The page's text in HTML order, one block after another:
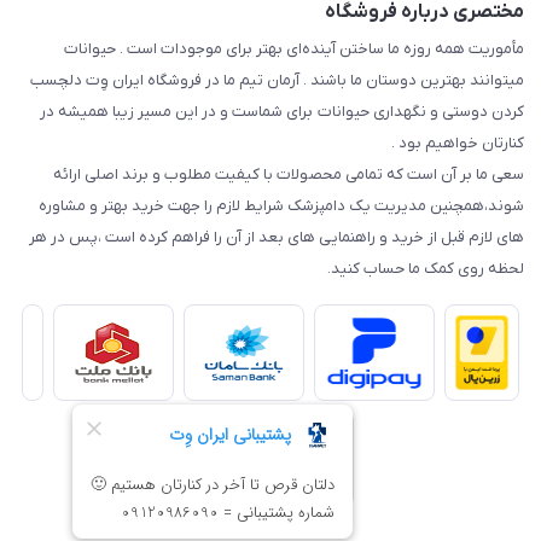
مختصری درباره فروشگاه
مأموریت همه روزه ما ساختن آینده‌ای بهتر برای موجودات است . حیوانات
میتوانند بهترین دوستان ما باشند . آرمان تیم ما در فروشگاه ایران وِت دلچسب
کردن دوستی و نگهداری حیوانات برای شماست و در این مسیر زیبا همیشه در
کنارتان خواهیم بود .
سعی ما بر آن است که تمامی محصولات با کیفیت مطلوب و برند اصلی ارائه
شوند،همچنین مدیریت یک دامپزشک شرایط لازم را جهت خرید بهتر و مشاوره
های لازم قبل از خرید و راهنمایی های بعد از آن را فراهم کرده است ،پس در هر
لحظه روی کمک ما حساب کنید.